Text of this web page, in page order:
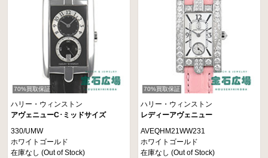
70%買取保証
ハリー・ウィンストン
アヴェニューC･ミッドサイズ
330/UMW
ホワイトゴールド
在庫なし (Out of Stock)
70%買取保証
ハリー・ウィンストン
レディーアヴェニュー
AVEQHM21WW231
ホワイトゴールド
在庫なし (Out of Stock)